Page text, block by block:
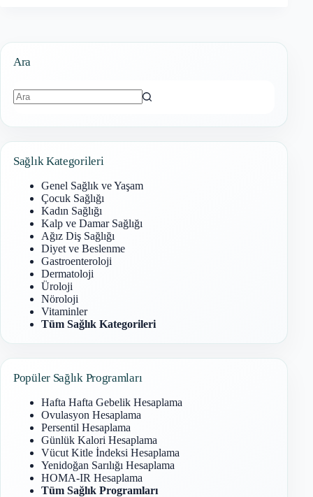
Ara
Sağlık Kategorileri
Genel Sağlık ve Yaşam
Çocuk Sağlığı
Kadın Sağlığı
Kalp ve Damar Sağlığı
Ağız Diş Sağlığı
Diyet ve Beslenme
Gastroenteroloji
Dermatoloji
Üroloji
Nöroloji
Vitaminler
Tüm Sağlık Kategorileri
Popüler Sağlık Programları
Hafta Hafta Gebelik Hesaplama
Ovulasyon Hesaplama
Persentil Hesaplama
Günlük Kalori Hesaplama
Vücut Kitle İndeksi Hesaplama
Yenidoğan Sarılığı Hesaplama
HOMA-IR Hesaplama
Tüm Sağlık Programları